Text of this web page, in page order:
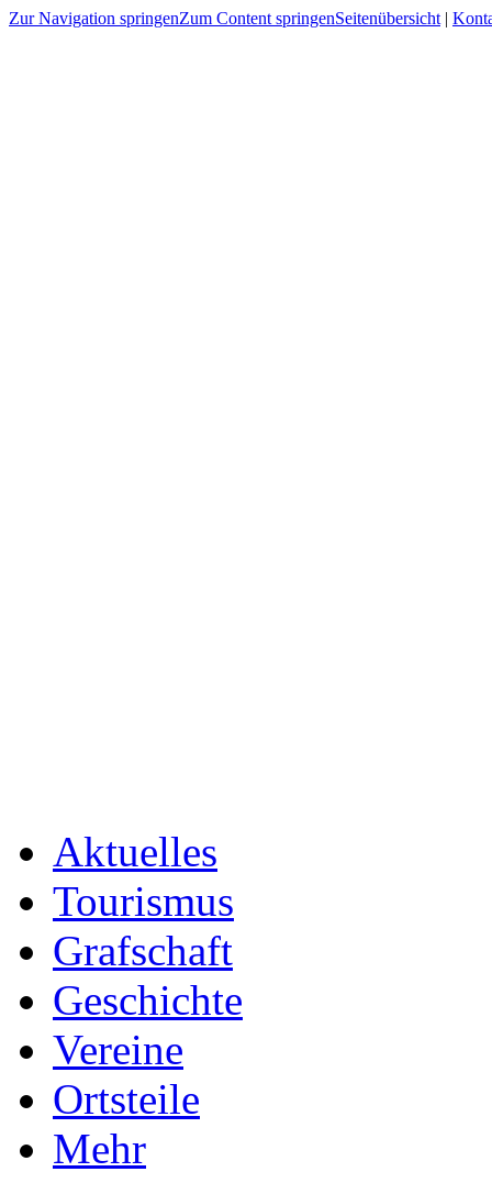
Zur Navigation springenZum Content springenSeitenübersicht |
Aktuelles
Tourismus
Grafschaft
Geschichte
Vereine
Ortsteile
Mehr